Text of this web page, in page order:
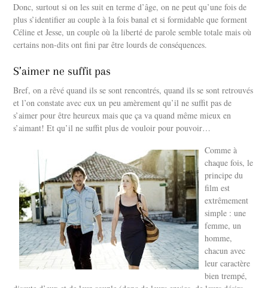
Donc, surtout si on les suit en terme d’âge, on ne peut qu’une fois de
plus s’identifier au couple à la fois banal et si formidable que forment
Céline et Jesse, un couple où la liberté de parole semble totale mais où
certains non-dits ont fini par être lourds de conséquences.
S’aimer ne suffit pas
Bref, on a rêvé quand ils se sont rencontrés, quand ils se sont retrouvés
et l’on constate avec eux un peu amèrement qu’il ne suffit pas de
s’aimer pour être heureux mais que ça va quand même mieux en
s’aimant! Et qu’il ne suffit plus de vouloir pour pouvoir…
Comme à
chaque fois, le
principe du
film est
extrêmement
simple : une
femme, un
homme,
chacun avec
leur caractère
bien trempé,